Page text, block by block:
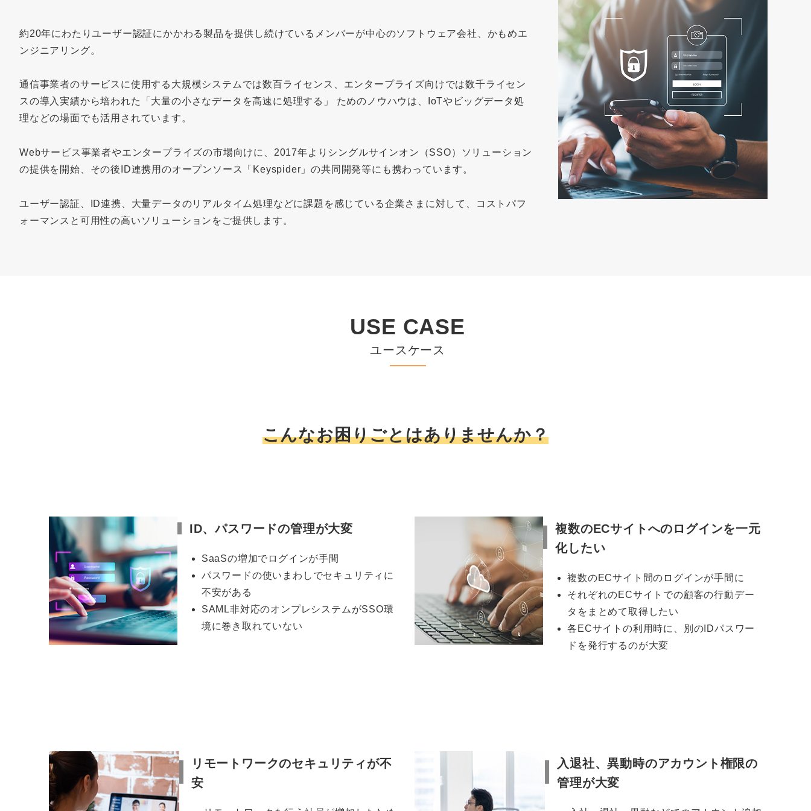
約20年にわたりユーザー認証にかかわる製品を提供し続けているメンバーが中心のソフトウェア会社、かもめエ
ンジニアリング。
通信事業者のサービスに使用する大規模システムでは数百ライセンス、エンタープライズ向けでは数千ライセン
スの導入実績から培われた「大量の小さなデータを高速に処理する」 ためのノウハウは、IoTやビッグデータ処
理などの場面でも活用されています。
Webサービス事業者やエンタープライズの市場向けに、2017年よりシングルサインオン（SSO）ソリューション
の提供を開始、その後ID連携用のオープンソース「Keyspider」の共同開発等にも携わっています。
ユーザー認証、ID連携、大量データのリアルタイム処理などに課題を感じている企業さまに対して、コストパフ
ォーマンスと可用性の高いソリューションをご提供します。
USE CASE
ユースケース
こんなお困りごとはありませんか？
ID、パスワードの管理が大変
SaaSの増加でログインが手間
パスワードの使いまわしでセキュリティに
不安がある
SAML非対応のオンプレシステムがSSO環
境に巻き取れていない
複数のECサイトへのログインを一元
化したい
複数のECサイト間のログインが手間に
それぞれのECサイトでの顧客の行動デー
タをまとめて取得したい
各ECサイトの利用時に、別のIDパスワー
ドを発行するのが大変
リモートワークのセキュリティが不
安
入退社、異動時のアカウント権限の
管理が大変